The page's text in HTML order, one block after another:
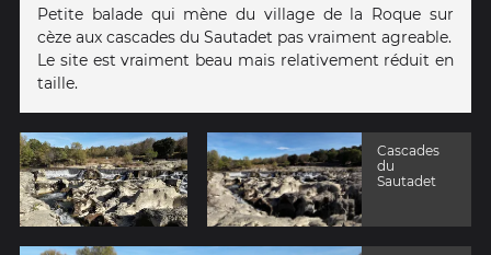
Petite balade qui mène du village de la Roque sur
cèze aux cascades du Sautadet pas vraiment agreable.
Le site est vraiment beau mais relativement réduit en
taille.
Cascades
du
Sautadet